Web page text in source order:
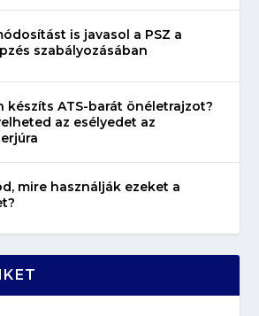
is javasol a PSZ a
szabályozásában
készíts ATS-barát önéletrajzot?
az esélyedet az
mire használják ezeket a